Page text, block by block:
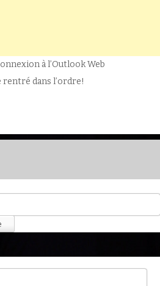
à l’Outlook Web
dans l’ordre!